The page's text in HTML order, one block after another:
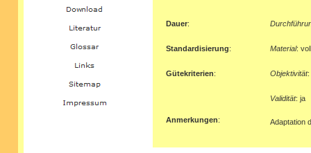
Dauer:
Standardisierung: Material: voll
Gütekriterien: Objektivität:
Validität: ja
Anmerkungen: Adaptation